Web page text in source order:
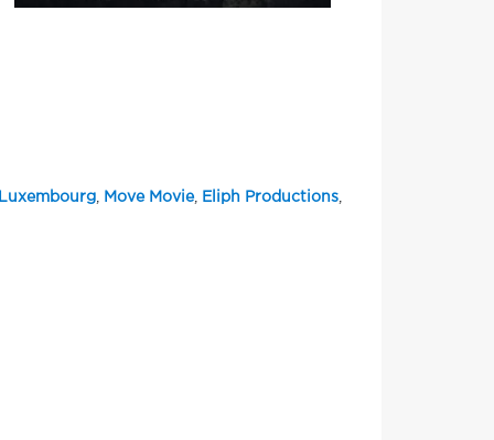
Move Movie, Eliph Productions,